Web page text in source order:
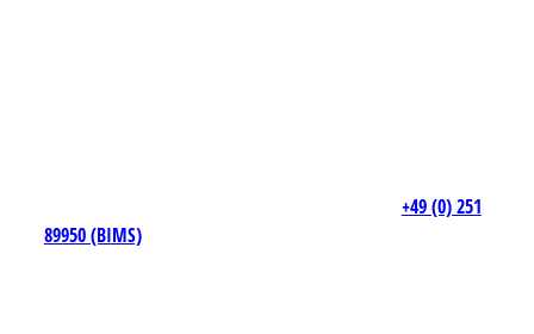
+49 (0) 251
89950 (BIMS)